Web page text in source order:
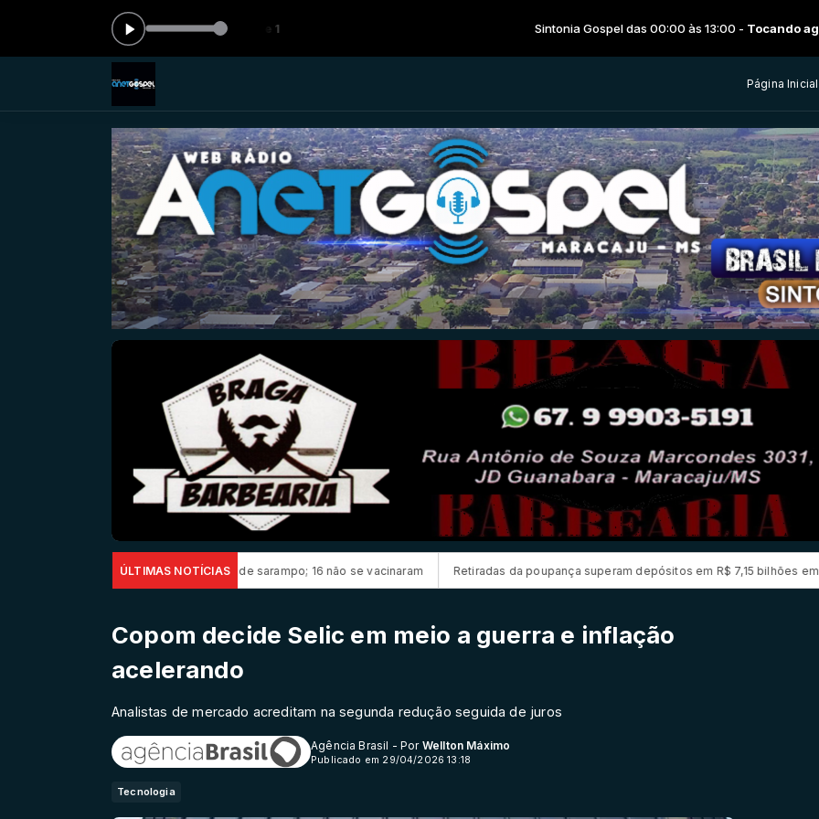
agora: Louvor rural - Parte 1 Sintonia Gospel das 00:00 às 13:00 - Tocando agora: Louvor
Página Inicial
ÚLTIMAS NOTÍCIAS
confirma 23 casos de sarampo; 16 não se vacinaram Retiradas da poupança superam depósitos em R$ 7,15 bilhões em julho
Copom decide Selic em meio a guerra e inflação
acelerando
Analistas de mercado acreditam na segunda redução seguida de juros
Agência Brasil - Por Wellton Máximo
Publicado em 29/04/2026 13:18
Tecnologia